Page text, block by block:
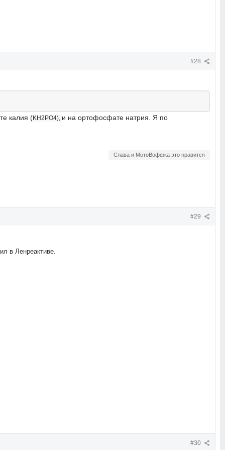
#28
калия (KH2PO4), и на ортофосфате натрия. Я по
Слава и МотоВоффка это нравится
#29
в Ленреактиве.
#30